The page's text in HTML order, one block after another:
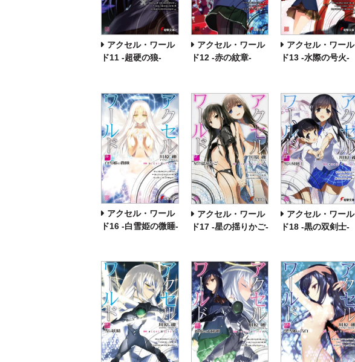
アクセル・ワール
ド11 ‐超硬の狼‐
アクセル・ワール
ド12 ‐赤の紋章‐
アクセル・ワール
ド13 ‐水際の号火‐
アクセル・ワール
ド16 ‐白雪姫の微睡‐
アクセル・ワール
ド17 ‐星の揺りかご‐
アクセル・ワール
ド18 ‐黒の双剣士‐